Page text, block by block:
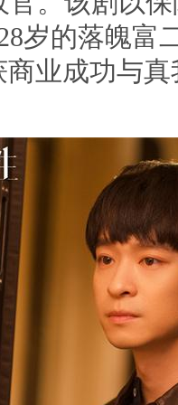
岁的落魄富
商业成功与